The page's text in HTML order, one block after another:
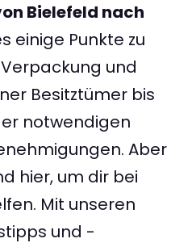
Bielefeld nach
einige Punkte zu
und
Besitztümer bis
notwendigen
Aber
hier, um dir bei
Mit unseren
und -